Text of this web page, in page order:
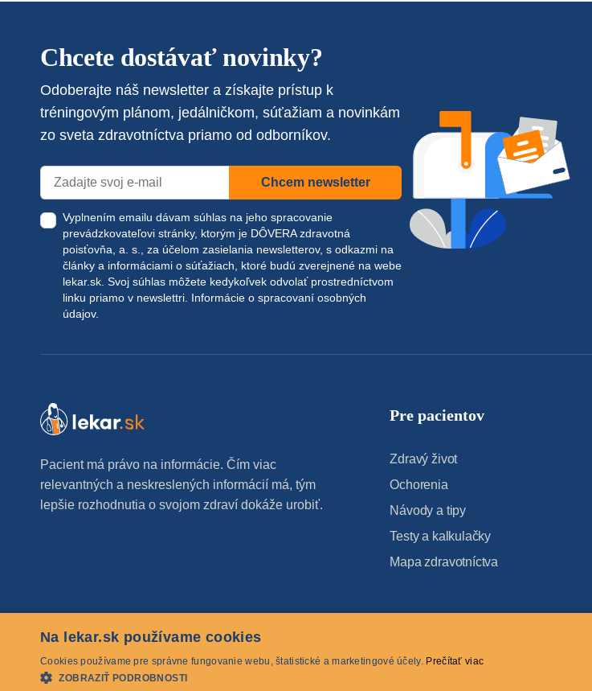
Chcete dostávať novinky?
Odoberajte náš newsletter a získajte prístup k
tréningovým plánom, jedálničkom, súťažiam a novinkám
zo sveta zdravotníctva priamo od odborníkov.
Chcem newsletter
Vyplnením emailu dávam súhlas na jeho spracovanie
prevádzkovateľovi stránky, ktorým je DÔVERA zdravotná
poisťovňa, a. s., za účelom zasielania newsletterov, s odkazmi na
články a informáciami o súťažiach, ktoré budú zverejnené na webe
lekar.sk . Svoj súhlas môžete kedykoľvek odvolať prostredníctvom
linku priamo v newslettri. Informácie o spracovaní osobných
údajov.
Pacient má právo na informácie. Čím viac
relevantných a neskreslených informácií má, tým
lepšie rozhodnutia o svojom zdraví dokáže urobiť.
Pre pacientov
Zdravý život
Ochorenia
Návody a tipy
Testy a kalkulačky
Mapa zdravotníctva
© 2026 lekar.sk Všetky práva vyhradené
Na lekar.sk používame cookies
Cookies používame pre správne fungovanie webu, štatistické a marketingové účely. Prečítať viac
ZOBRAZIŤ PODROBNOSTI